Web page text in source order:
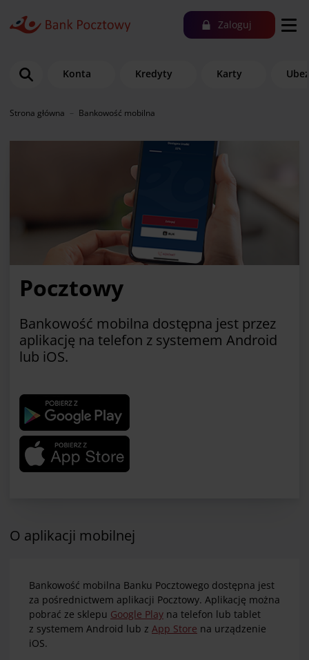
Zaloguj
Konta Kredyty Karty
Strona główna Bankowość mobilna
Pocztowy
Bankowość mobilna dostępna jest przez
aplikację na telefon z systemem Android
lub iOS.
O aplikacji mobilnej
Bankowość mobilna Banku Pocztowego dostępna jest
za pośrednictwem aplikacji Pocztowy. Aplikację można
pobrać ze sklepu Google Play na telefon lub tablet
z systemem Android lub z App Store na urządzenie
iOS.